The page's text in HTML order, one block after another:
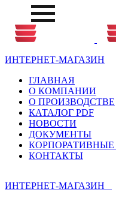
ИНТЕРНЕТ-МАГАЗИН
ГЛАВНАЯ
О КОМПАНИИ
О ПРОИЗВОДСТВЕ
КАТАЛОГ PDF
НОВОСТИ
ДОКУМЕНТЫ
КОНТАКТЫ
ИНТЕРНЕТ-МАГАЗИН